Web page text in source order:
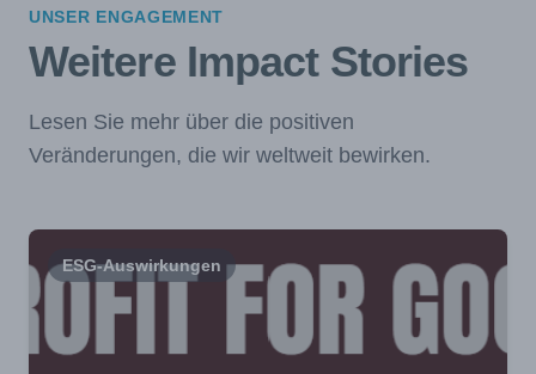
UNSER ENGAGEMENT
Weitere Impact Stories
Lesen Sie mehr über die positiven
Veränderungen, die wir weltweit bewirken.
ESG-Auswirkungen